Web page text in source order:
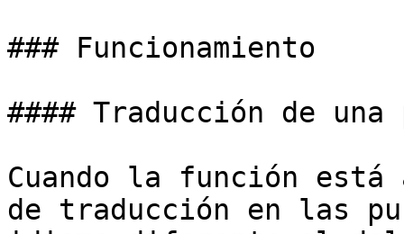
### Funcionamiento
#### Traducción de
Cuando la función está
de traducción en las